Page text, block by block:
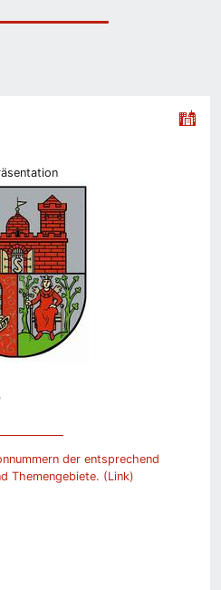
der entsprechend
Themengebiete. (Link)